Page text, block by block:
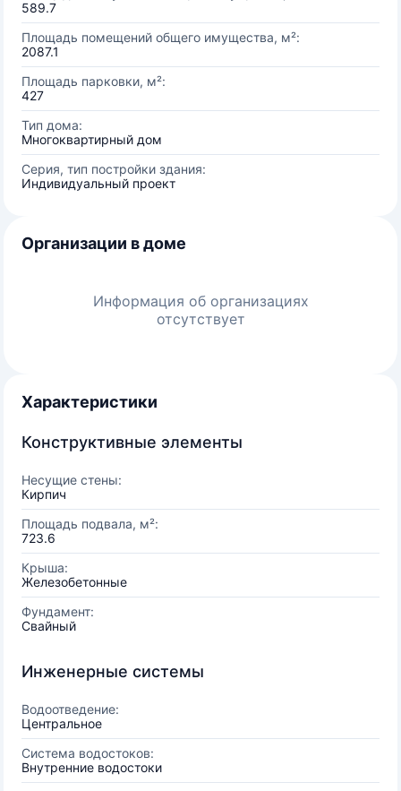
589.7
Площадь помещений общего имущества, м²:
2087.1
Площадь парковки, м²:
427
Тип дома:
Многоквартирный дом
Серия, тип постройки здания:
Индивидуальный проект
Организации в доме
Информация об организациях
отсутствует
Характеристики
Конструктивные элементы
Несущие стены:
Кирпич
Площадь подвала, м²:
723.6
Крыша:
Железобетонные
Фундамент:
Свайный
Инженерные системы
Водоотведение:
Центральное
Система водостоков:
Внутренние водостоки